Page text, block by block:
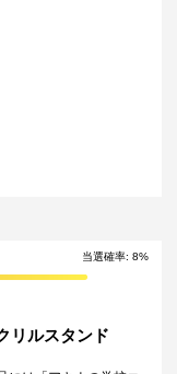
」にてご希望の景品
ってください。
上、一定回数のくじ引
意ください。
ージ下部の「Wチャン
当選確率: 8%
リルスタンド